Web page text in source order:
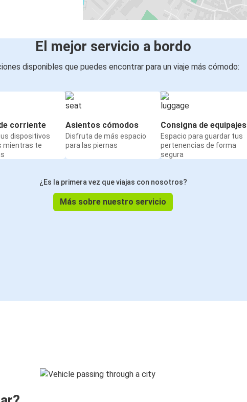
El mejor servicio a bordo
disponibles que puedes encontrar para un viaje más cómodo:
corriente
dispositivos
mientras te
Asientos cómodos
Disfruta de más espacio
para las piernas
Consigna de equipajes
Espacio para guardar tus
pertenencias de forma
segura
¿Es la primera vez que viajas con nosotros?
Más sobre nuestro servicio